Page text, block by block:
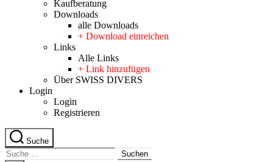
Kaufberatung
Downloads
alle Downloads
+ Download einreichen
Links
Alle Links
+ Link hinzufügen
Über SWISS DIVERS
Login
Login
Registrieren
Suche
Suche